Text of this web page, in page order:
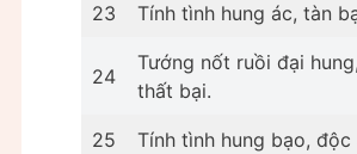
23 Tính tình hung ác, tàn
24
Tướng nốt ruồi đại
thất bại.
25 Tính tình hung bạo, độc